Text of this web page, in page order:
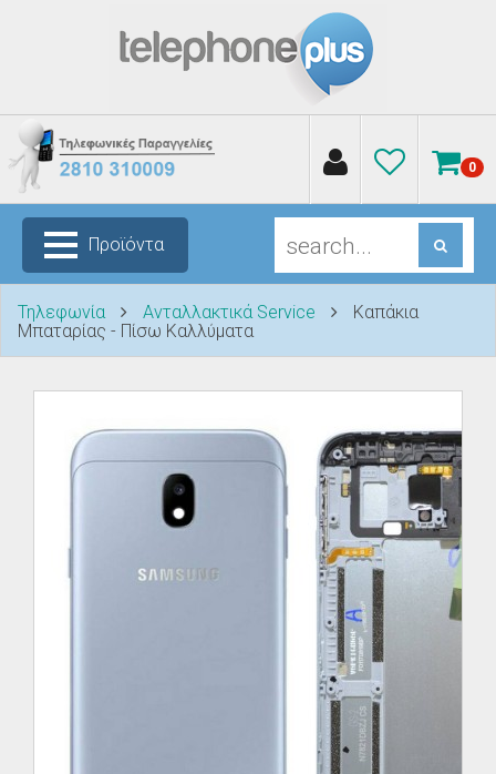
0
Προϊόντα
Τηλεφωνία Ανταλλακτικά Service
Καπάκια
Μπαταρίας - Πίσω Καλλύματα